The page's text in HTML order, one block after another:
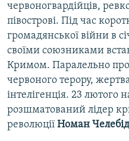
червоногвардійців,
півострові. Під час
громадянської війни в
своїми союзниками
Кримом. Паралельно
червоного терору,
інтелігенція. 23 лютого
розшматований лідер
революції Номан